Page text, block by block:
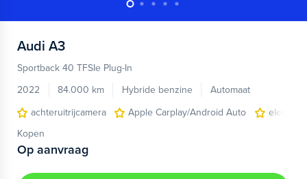
Audi A3
Sportback 40 TFSIe Plug-In
2022
84.000 km Hybride benzine
Automaat
achteruitrijcamera
Apple Carplay/Android Auto
Kopen
Op aanvraag